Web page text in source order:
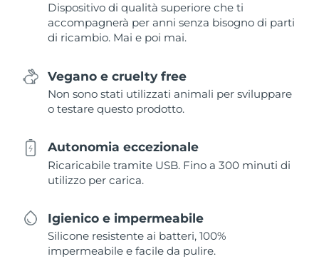
Dispositivo di qualità superiore che ti
accompagnerà per anni senza bisogno di parti
di ricambio. Mai e poi mai.
Vegano e cruelty free
Non sono stati utilizzati animali per sviluppare
o testare questo prodotto.
Autonomia eccezionale
Ricaricabile tramite USB. Fino a 300 minuti di
utilizzo per carica.
Igienico e impermeabile
Silicone resistente ai batteri, 100%
impermeabile e facile da pulire.